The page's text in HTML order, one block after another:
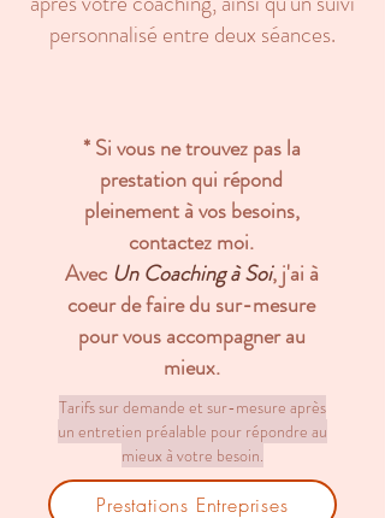
personnalisé entre deux séances.
* Si vous ne trouvez pas la
prestation qui répond
pleinement à vos besoins,
contactez moi.
Avec Un Coaching à Soi, j'ai à
coeur de faire du sur-mesure
pour vous accompagner au
mieux.
Tarifs sur demande et sur-mesure après
un entretien préalable pour répondre au
mieux à votre besoin.
Prestations Entreprises